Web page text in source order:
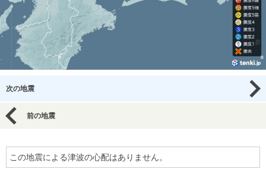
次の地震
前の地震
この地震による津波の心配はありません。